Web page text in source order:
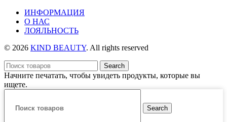
ИНФОРМАЦИЯ
О НАС
ЛОЯЛЬНОСТЬ
© 2026 KIND BEAUTY. All rights reserved
Search
Начните печатать, чтобы увидеть продукты, которые вы
ищете.
Search